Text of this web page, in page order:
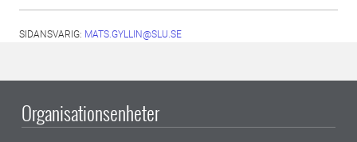
SIDANSVARIG: MATS.GYLLIN@SLU.SE
Organisationsenheter